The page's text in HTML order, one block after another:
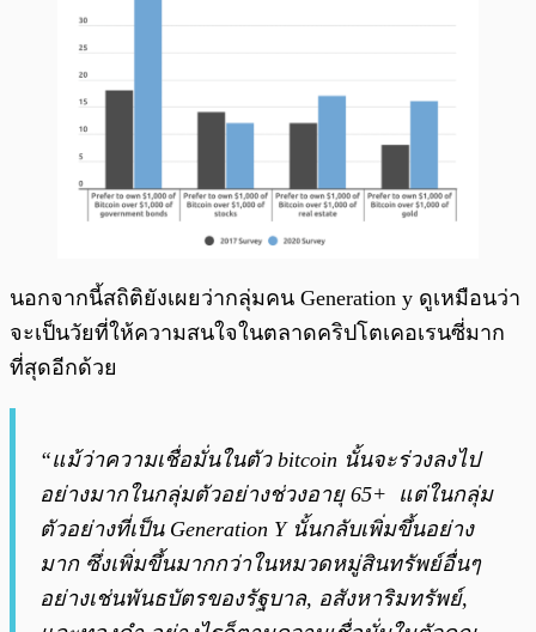
นอกจากนี้สถิติยังเผยว่ากลุ่มคน Generation y ดูเหมือนว่า
จะเป็นวัยที่ให้ความสนใจในตลาดคริปโตเคอเรนซี่มาก
ที่สุดอีกด้วย
“แม้ว่าความเชื่อมั่นในตัว bitcoin นั้นจะร่วงลงไป
อย่างมากในกลุ่มตัวอย่างช่วงอายุ 65+ แต่ในกลุ่ม
ตัวอย่างที่เป็น Generation Y นั้นกลับเพิ่มขึ้นอย่าง
มาก ซึ่งเพิ่มขึ้นมากกว่าในหมวดหมู่สินทรัพย์อื่นๆ
อย่างเช่นพันธบัตรของรัฐบาล, อสังหาริมทรัพย์,